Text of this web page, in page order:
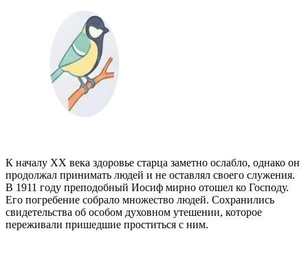
К началу XX века здоровье старца заметно ослабло, однако он
продолжал принимать людей и не оставлял своего служения.
В 1911 году преподобный Иосиф мирно отошел ко Господу.
Его погребение собрало множество людей. Сохранились
свидетельства об особом духовном утешении, которое
переживали пришедшие проститься с ним.